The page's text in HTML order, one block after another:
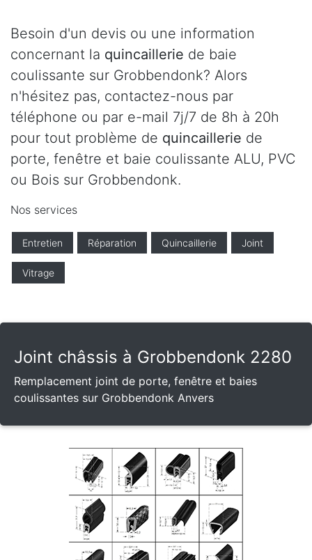
Besoin d'un devis ou une information
concernant la quincaillerie de baie
coulissante sur Grobbendonk? Alors
n'hésitez pas, contactez-nous par
téléphone ou par e-mail 7j/7 de 8h à 20h
pour tout problème de quincaillerie de
porte, fenêtre et baie coulissante ALU, PVC
ou Bois sur Grobbendonk.
Nos services
Entretien Réparation Quincaillerie Joint
Vitrage
Joint châssis à Grobbendonk 2280
Remplacement joint de porte, fenêtre et baies
coulissantes sur Grobbendonk Anvers